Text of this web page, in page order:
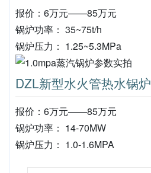
报价：6万元——85万元
锅炉功率： 35~75t/h
锅炉压力： 1.25~5.3MPa
DZL新型水火管热水锅炉
报价：6万元——85万元
锅炉功率： 14-70MW
锅炉压力： 1.0-1.6MPA